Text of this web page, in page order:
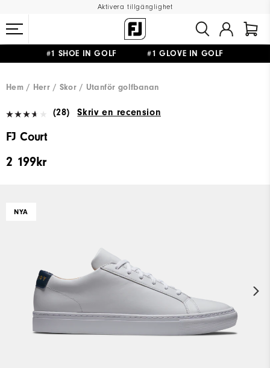
Aktivera tillgänglighet
#1 SHOE IN GOLF #1 GLOVE IN GOLF
Hem
Herr Skor Utanför golfbanan
(28) Skriv en recension
FJ Court
2 199kr
NYA